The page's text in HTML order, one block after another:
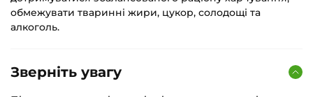
обмежувати тваринні жири, цукор, солодощі та
алкоголь.
Зверніть увагу